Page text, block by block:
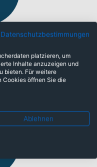
Datenschutzbestimmungen
platzieren, um
Inhalte anzuzeigen und
bieten. Für weitere
Cookies öffnen Sie die
Ablehnen